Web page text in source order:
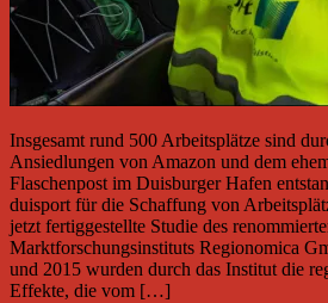
Insgesamt rund 500 Arbeitsplätze sind
Ansiedlungen von Amazon und dem
Flaschenpost im Duisburger Hafen
duisport für die Schaffung von
jetzt fertiggestellte Studie des
Marktforschungsinstituts Regionomica
und 2015 wurden durch das Institut die
Effekte, die vom […]